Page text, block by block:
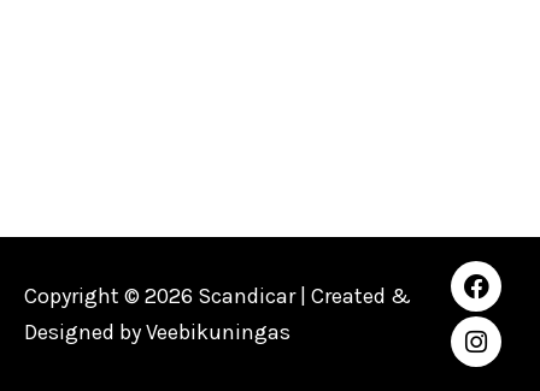
Copyright © 2026 Scandicar | Created &
Designed byVeebikuningas